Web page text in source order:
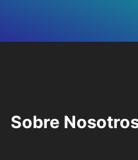
Sobre